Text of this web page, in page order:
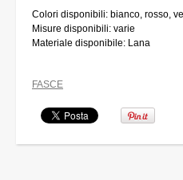
Colori disponibili: bianco, rosso,
Misure disponibili: varie
Materiale disponibile: Lana
FASCE